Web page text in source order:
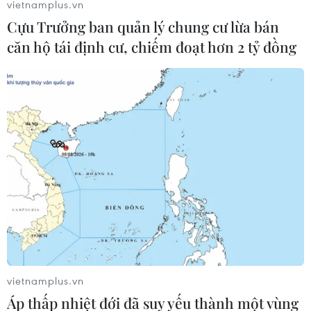
thông tin về thị trường. Theo quy định thì các
sở, địa phương cũng phải công bố thông tin.
Đến nay, tỷ lệ này đã đạt mức cao. Dần dần tôi
cho rằng các thông tin này sẽ được cập nhật
ngày một đầy đủ hơn giúp thị trường minh bạch
và rõ ràng hơn," ông Khởi nói./.
(TTXVN/Vietnam+)
vietnamplus.vn
Cựu Trưởng ban quản lý chung cư lừa bán
căn hộ tái định cư, chiếm đoạt hơn 2 tỷ đồng
vietnamplus.vn
Áp thấp nhiệt đới đã suy yếu thành một vùng